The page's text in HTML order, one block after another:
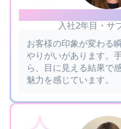
Sato
入社2年目・サ
お客様の印象が変わる
やりがいがあります。
ら、目に見える結果で
魅力を感じています。